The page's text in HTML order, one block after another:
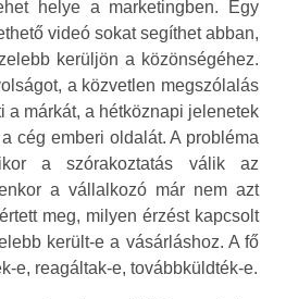
helye a marketingben. Egy
videó sokat segíthet abban,
kerüljön a közönségéhez.
a közvetlen megszólalás
a márkát, a hétköznapi jelenetek
cég emberi oldalát. A probléma
a szórakoztatás válik az
a vállalkozó már nem azt
meg, milyen érzést kapcsolt
került-e a vásárláshoz. A fő
e, reagáltak-e, továbbküldték-e.